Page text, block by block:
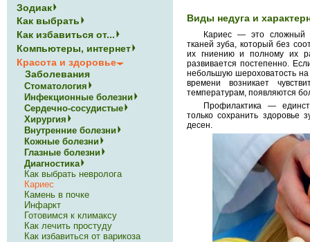
Виды недуга и
Кариес — это сложный
тканей зуба, который без
их гниению и полному их
развивается постепенно.
небольшую шероховатость
времени возникает
температурам, появляются
Профилактика —
только сохранить здоровье
десен.
Зодиак
Как выбрать
Как избавиться от...
Компьютеры, интернет
Красота и здоровье
Заболевания
Стоматология
Инфекционные болезни
Сердечно-сосудистые
Хирургия
Внутренние болезни
Кожные болезни
Глазные болезни
Диагностика
Как выбрать невролога
Кариес
Камень в почке
Инфаркт
Готовимся к климаксу
Как лечить простуду
Как избавиться от варикоза